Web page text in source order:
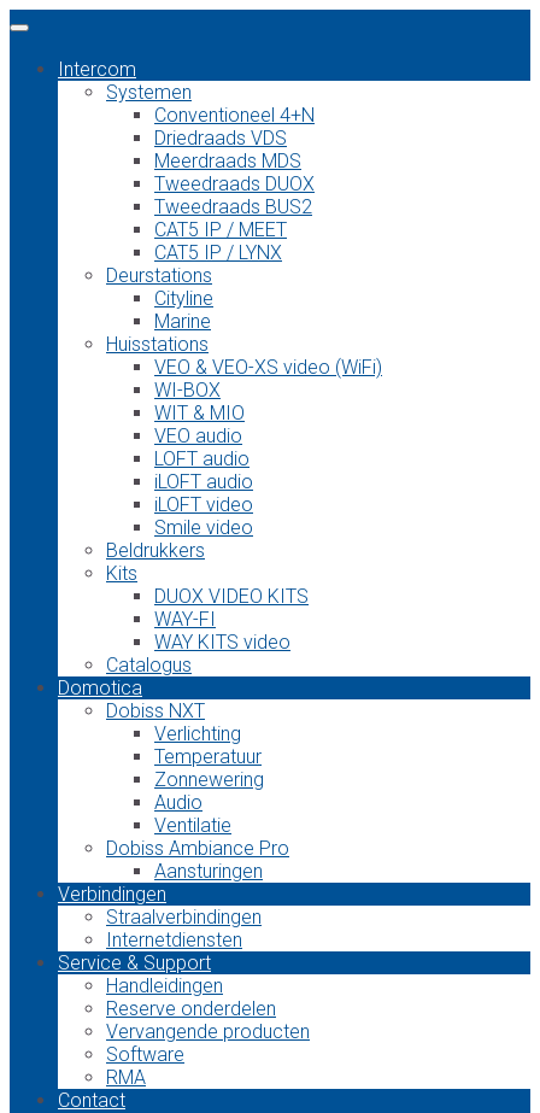
Intercom
Systemen
Conventioneel 4+N
Driedraads VDS
Meerdraads MDS
Tweedraads DUOX
Tweedraads BUS2
CAT5 IP / MEET
CAT5 IP / LYNX
Deurstations
Cityline
Marine
Huisstations
VEO & VEO-XS video (WiFi)
WI-BOX
WIT & MIO
VEO audio
LOFT audio
iLOFT audio
iLOFT video
Smile video
Beldrukkers
Kits
DUOX VIDEO KITS
WAY-FI
WAY KITS video
Catalogus
Domotica
Dobiss NXT
Verlichting
Temperatuur
Zonnewering
Audio
Ventilatie
Dobiss Ambiance Pro
Aansturingen
Verbindingen
Straalverbindingen
Internetdiensten
Service & Support
Handleidingen
Reserve onderdelen
Vervangende producten
Software
RMA
Contact